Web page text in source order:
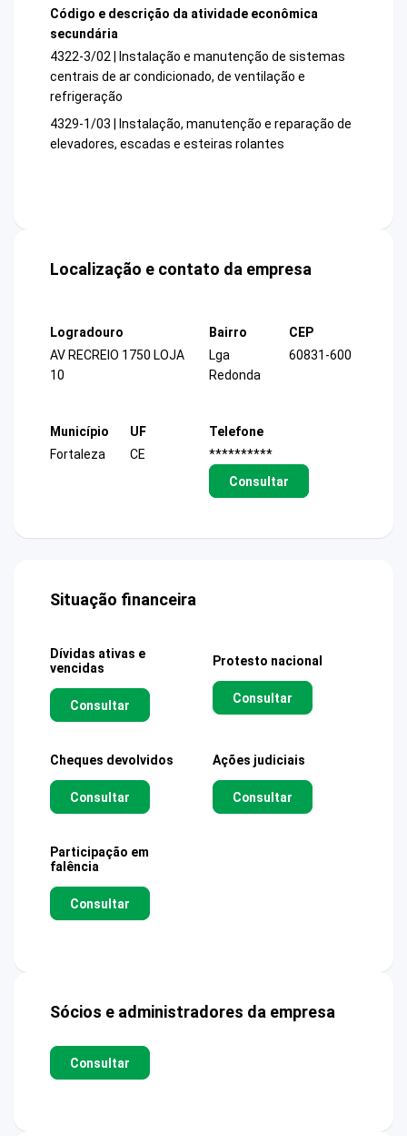
Código e descrição da atividade econômica
secundária
4322-3/02 | Instalação e manutenção de sistemas
centrais de ar condicionado, de ventilação e
refrigeração
4329-1/03 | Instalação, manutenção e reparação de
elevadores, escadas e esteiras rolantes
Localização e contato da empresa
Logradouro
AV RECREIO 1750 LOJA
10
Bairro
Lga
Redonda
CEP
60831-600
Município
Fortaleza
UF
CE
Telefone
**********
Consultar
Situação financeira
Dívidas ativas e
vencidas
Consultar
Protesto nacional
Consultar
Cheques devolvidos
Consultar
Ações judiciais
Consultar
Participação em
falência
Consultar
Sócios e administradores da empresa
Consultar